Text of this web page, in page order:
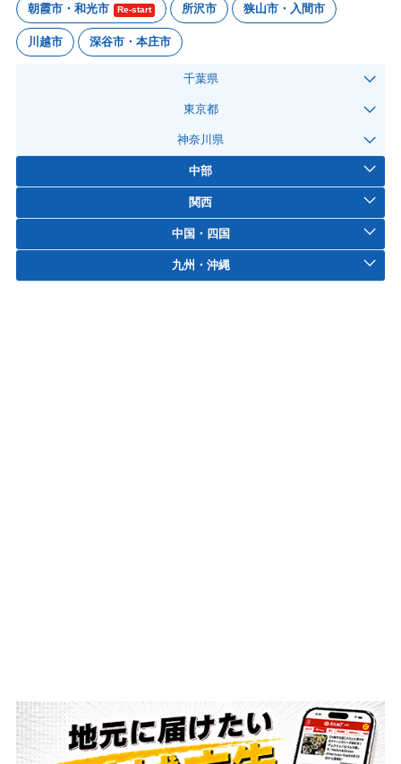
朝霞市・和光市 Re-start 所沢市 狭山市・入間市
川越市 深谷市・本庄市
千葉県
東京都
神奈川県
中部
関西
中国・四国
九州・沖縄